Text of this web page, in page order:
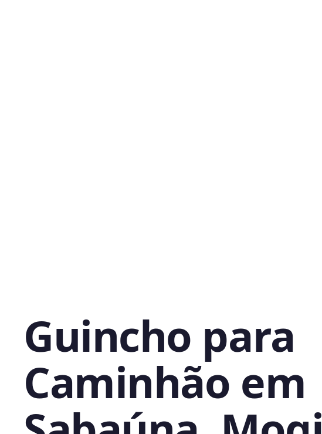
Guincho para
Caminhão em